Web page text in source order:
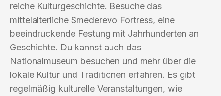
reiche Kulturgeschichte. Besuche das
mittelalterliche Smederevo Fortress, eine
beeindruckende Festung mit Jahrhunderten an
Geschichte. Du kannst auch das
Nationalmuseum besuchen und mehr über die
lokale Kultur und Traditionen erfahren. Es gibt
regelmäßig kulturelle Veranstaltungen, wie